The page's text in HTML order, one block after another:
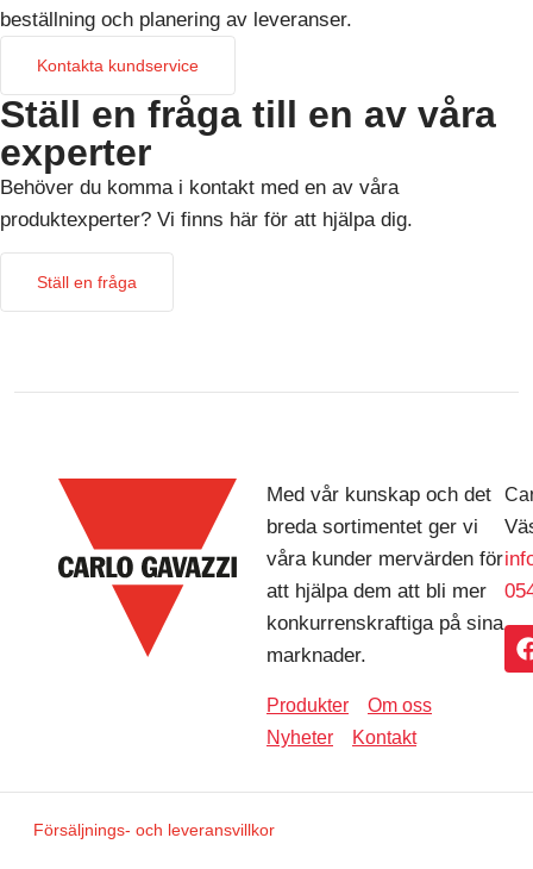
beställning och planering av leveranser.
Kontakta kundservice
Ställ en fråga till en av våra
experter
Behöver du komma i kontakt med en av våra
produktexperter? Vi finns här för att hjälpa dig.
Ställ en fråga
Med vår kunskap och det
breda sortimentet ger vi
våra kunder mervärden för
att hjälpa dem att bli mer
konkurrenskraftiga på sina
marknader.
Produkter
Om oss
Nyheter
Kontakt
Försäljnings- och leveransvillkor